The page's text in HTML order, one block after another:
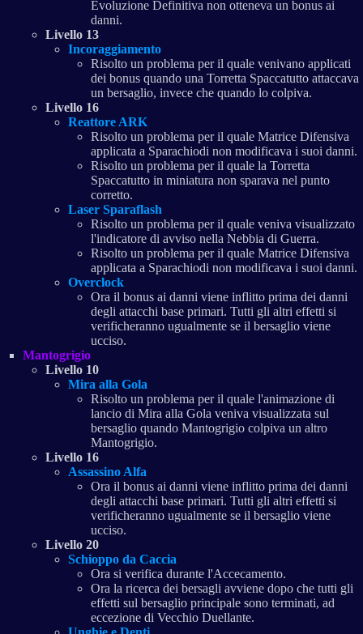
Evoluzione Definitiva non otteneva un bonus ai
danni.
Livello 13
Incoraggiamento
Risolto un problema per il quale venivano applicati
dei bonus quando una Torretta Spaccatutto attaccava
un bersaglio, invece che quando lo colpiva.
Livello 16
Reattore ARK
Risolto un problema per il quale Matrice Difensiva
applicata a Sparachiodi non modificava i suoi danni.
Risolto un problema per il quale la Torretta
Spaccatutto in miniatura non sparava nel punto
corretto.
Laser Sparaflash
Risolto un problema per il quale veniva visualizzato
l'indicatore di avviso nella Nebbia di Guerra.
Risolto un problema per il quale Matrice Difensiva
applicata a Sparachiodi non modificava i suoi danni.
Overclock
Ora il bonus ai danni viene inflitto prima dei danni
degli attacchi base primari. Tutti gli altri effetti si
verificheranno ugualmente se il bersaglio viene
ucciso.
Mantogrigio
Livello 10
Mira alla Gola
Risolto un problema per il quale l'animazione di
lancio di Mira alla Gola veniva visualizzata sul
bersaglio quando Mantogrigio colpiva un altro
Mantogrigio.
Livello 16
Assassino Alfa
Ora il bonus ai danni viene inflitto prima dei danni
degli attacchi base primari. Tutti gli altri effetti si
verificheranno ugualmente se il bersaglio viene
ucciso.
Livello 20
Schioppo da Caccia
Ora si verifica durante l'Accecamento.
Ora la ricerca dei bersagli avviene dopo che tutti gli
effetti sul bersaglio principale sono terminati, ad
eccezione di Vecchio Duellante.